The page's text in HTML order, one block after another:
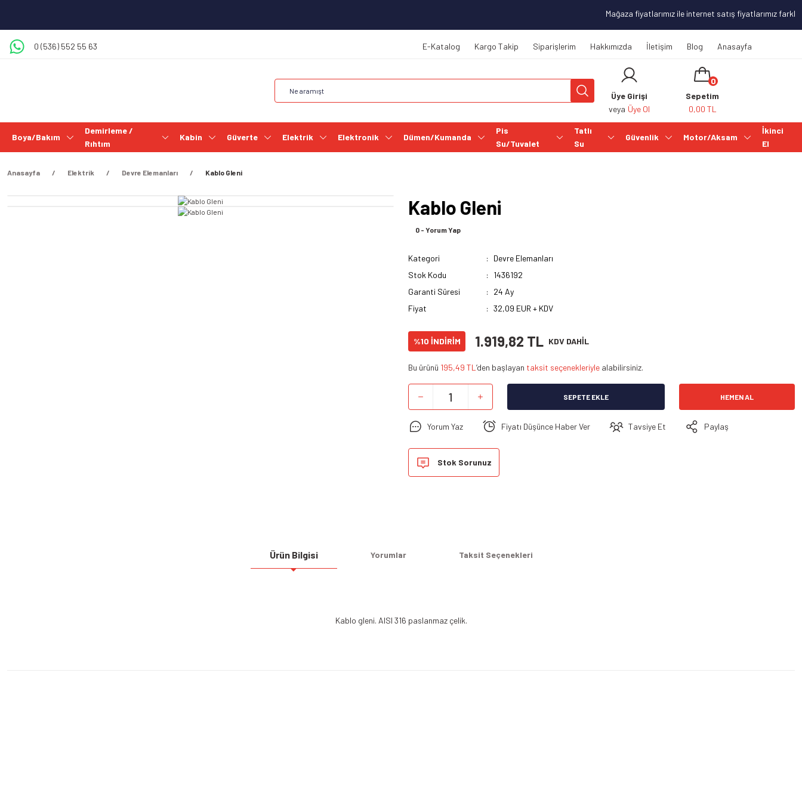
Mağaza fiyatlarımız ile internet satış fiyatlarımız
0 (536) 552 55 63 E-Katalog Kargo Takip Siparişlerim Hakkımızda İletişim Blog Anasayfa
Üye Girişi
veya Üye Ol
Sepetim
0,00 TL
0
Boya/Bakım
Demirleme /
Rıhtım
Kabin Güverte Elektrik Elektronik Dümen/Kumanda
Pis
Su/Tuvalet
Tatlı
Su
Güvenlik Motor/Aksam
İkinci
El
Anasayfa Elektrik Devre Elemanları Kablo Gleni
Kablo Gleni
0 - Yorum Yap
Kategori
Devre Elemanları
Stok Kodu
1436192
Garanti Süresi
24 Ay
Fiyat
32,09 EUR + KDV
%10 İNDİRİM 1.919,82 TL KDV DAHİL
Bu ürünü 195,49 TL ’den başlayan taksit seçenekleriyle alabilirsiniz.
SEPETE EKLE HEMEN AL
Yorum Yaz Fiyatı Düşünce Haber Ver Tavsiye Et Paylaş
Stok Sorunuz
Ürün Bilgisi Yorumlar Taksit Seçenekleri
Kablo gleni. AISI 316 paslanmaz çelik.